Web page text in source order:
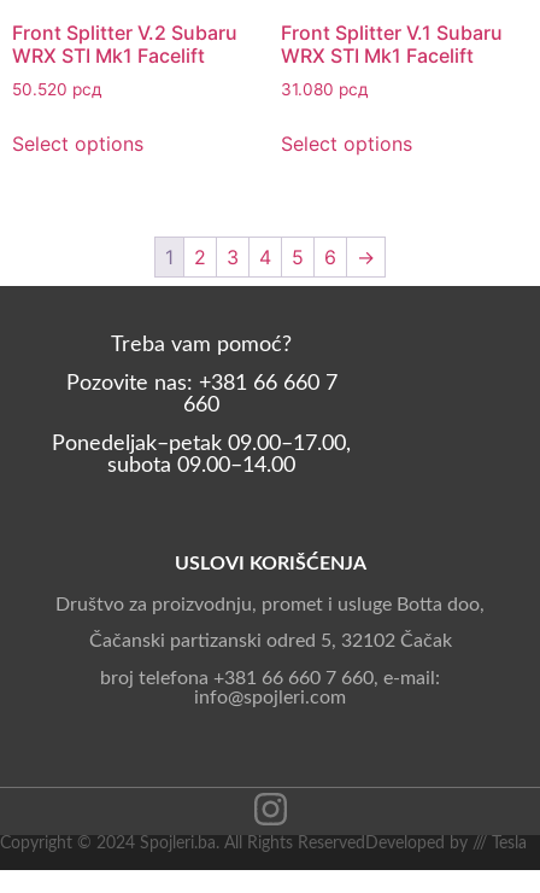
Front Splitter V.2 Subaru
WRX STI Mk1 Facelift
50.520 рсд
Select options
Front Splitter V.1 Subaru
WRX STI Mk1 Facelift
31.080 рсд
Select options
1 2 3 4 5 6 →
USLOVI KORIŠĆENJA
Društvo za proizvodnju, promet i usluge Botta doo,
Čačanski partizanski odred 5, 32102 Čačak
broj telefona +381 66 660 7 660, e-mail:
info@spojleri.com
Treba vam pomoć?
Pozovite nas: +381 66 660 7
660
Ponedeljak–petak 09.00–17.00,
subota 09.00–14.00
Copyright © 2024 Spojleri.ba. All Rights Reserved Developed by /// Tesla